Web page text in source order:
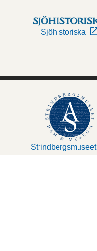
Sjöhistoriska
Strindbergsmuseet